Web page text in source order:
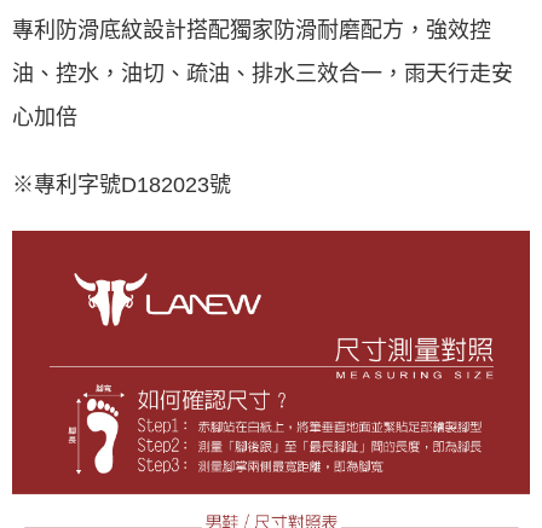
專利防滑底紋設計搭配獨家防滑耐磨配方，強效控
油、控水，油切、疏油、排水三效合一，雨天行走安
心加倍
※專利字號D182023號